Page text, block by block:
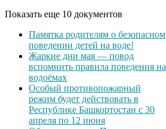
Показать еще 10 документов
Памятка родителям о безопасном
поведении детей на воде!
Жаркие дни мая — повод
вспомнить правила поведения на
водоёмах
Особый противопожарный
режим будет действовать в
Республике Башкортостан с 30
апреля по 12 июня